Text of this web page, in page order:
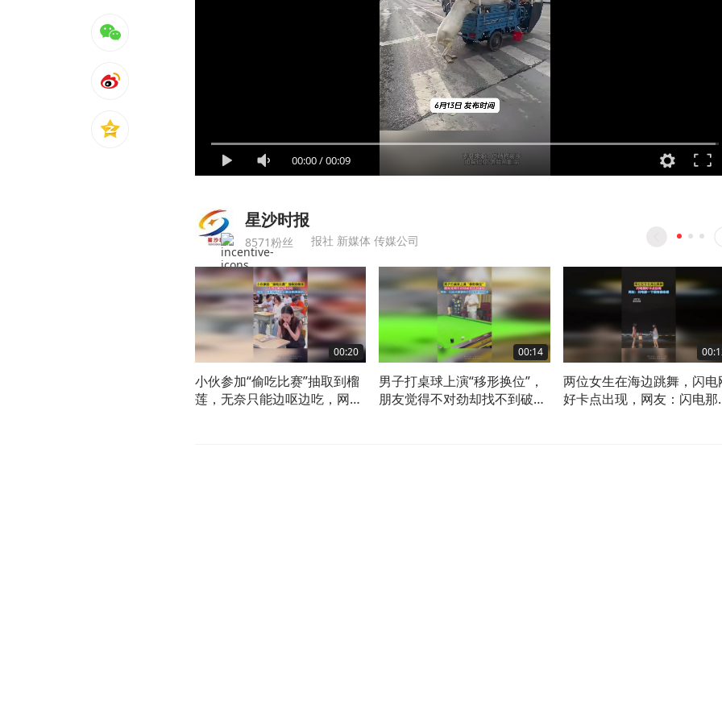
00:00/00:09
星沙时报
8571粉丝 报社 新媒体 传媒公司
00:20
小伙参加“偷吃比赛”抽取到榴
莲，无奈只能边呕边吃，网
00:14
男子打桌球上演“移形换位”，
朋友觉得不对劲却找不到破
两位女生在海边跳舞，闪电
好卡点出现，网友：闪电那